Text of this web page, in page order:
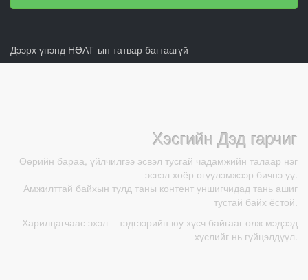
Дээрх үнэнд НӨАТ-ын татвар багтаагүй
Хэсгийн Дэд гарчиг
Өөрийн бараа, үйлчилгээ эсвэл тусгай чадамжийн талаар нэг
эсвэл хоёр өгүүлэмжээр бичнэ үү.
Амжилттай байхын тулд таны контент уншигчидад тань ашиг
тустай байх ёстой.
Харилцагчаас эхэл – тэдгээрийн юу хүсч байгааг олж мэдээд
хүслийг нь гүйцэлдүүл.